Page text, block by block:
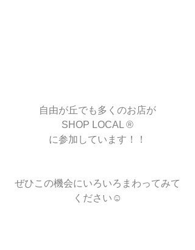
自由が丘でも多くのお店が
SHOP LOCAL ®
に参加しています！！
ぜひこの機会にいろいろまわってみて
ください☺︎